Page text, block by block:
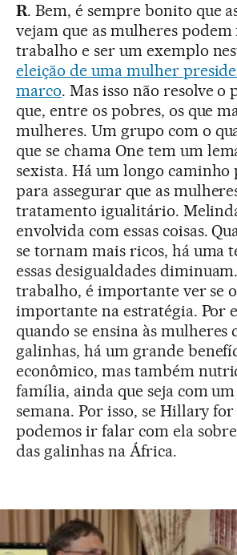
R. Bem, é sempre bonito que
vejam que as mulheres
trabalho e ser um exemplo
eleição de uma mulher
marco. Mas isso não resolve o
que, entre os pobres, os que
mulheres. Um grupo com o
que se chama One tem um
sexista. Há um longo caminho
para assegurar que as
tratamento igualitário.
envolvida com essas coisas.
se tornam mais ricos, há uma
essas desigualdades
trabalho, é importante ver se
importante na estratégia. Por
quando se ensina às mulheres
galinhas, há um grande
econômico, mas também
família, ainda que seja com
semana. Por isso, se Hillary
podemos ir falar com ela
das galinhas na África.